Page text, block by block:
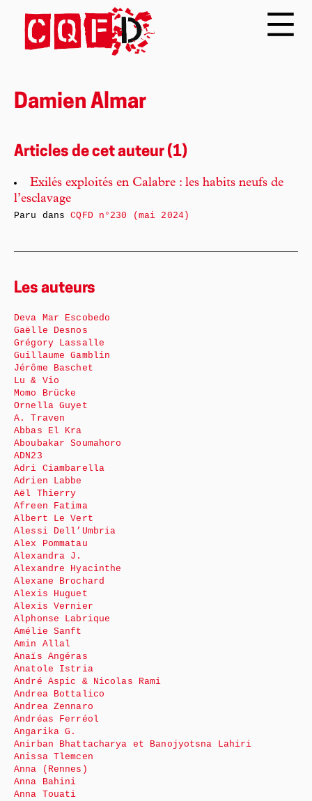
Damien Almar
Articles de cet auteur (1)
Exilés exploités en Calabre : les habits neufs de
l’esclavage
Paru dansCQFD n°230 (mai 2024)
Les auteurs
Deva Mar Escobedo
Gaëlle Desnos
Grégory Lassalle
Guillaume Gamblin
Jérôme Baschet
Lu & Vio
Momo Brücke
Ornella Guyet
A. Traven
Abbas El Kra
Aboubakar Soumahoro
ADN23
Adri Ciambarella
Adrien Labbe
Aël Thierry
Afreen Fatima
Albert Le Vert
Alessi Dell’Umbria
Alex Pommatau
Alexandra J.
Alexandre Hyacinthe
Alexane Brochard
Alexis Huguet
Alexis Vernier
Alphonse Labrique
Amélie Sanft
Amin Allal
Anaïs Angéras
Anatole Istria
André Aspic & Nicolas Rami
Andrea Bottalico
Andrea Zennaro
Andréas Ferréol
Angarika G.
Anirban Bhattacharya et Banojyotsna Lahiri
Anissa Tlemcen
Anna (Rennes)
Anna Bahini
Anna Touati